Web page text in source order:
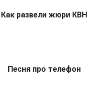
Как развели жюри КВН
Песня про телефон